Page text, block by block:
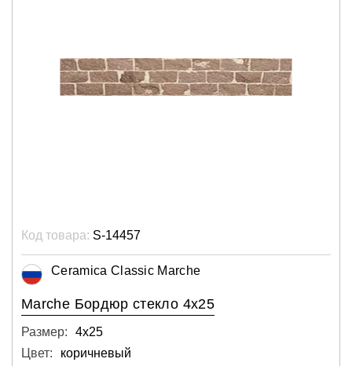
Код товара: S-14457
Ceramica Classic Marche
Marche Бордюр стекло 4х25
Размер:
4х25
Цвет:
коричневый